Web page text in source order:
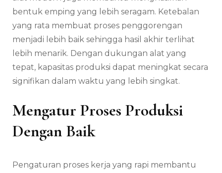
bentuk emping yang lebih seragam. Ketebalan
yang rata membuat proses penggorengan
menjadi lebih baik sehingga hasil akhir terlihat
lebih menarik. Dengan dukungan alat yang
tepat, kapasitas produksi dapat meningkat secara
signifikan dalam waktu yang lebih singkat.
Mengatur Proses Produksi
Dengan Baik
Pengaturan proses kerja yang rapi membantu